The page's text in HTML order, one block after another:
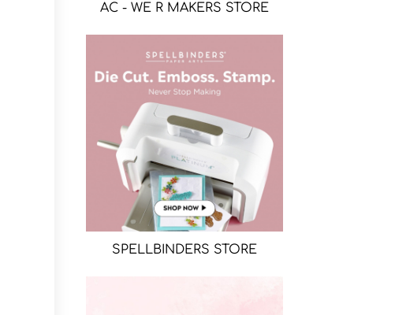
AC - WE R MAKERS STORE
SPELLBINDERS STORE